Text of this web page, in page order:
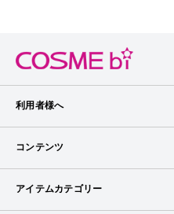
利用者様へ
メンバーログイン
コンテンツ
ランキング
アイテムカテゴリー